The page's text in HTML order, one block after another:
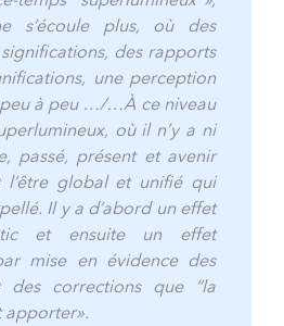
s’écoule plus, où des
des rapports
une perception
à peu …/…À ce niveau
où il n’y a ni
passé, présent et avenir
l’être global et unifié qui
Il y a d’abord un effet
et ensuite un effet
mise en évidence des
des corrections que “la
apporter».